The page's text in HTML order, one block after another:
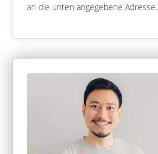
an die unten angegebene Adresse.